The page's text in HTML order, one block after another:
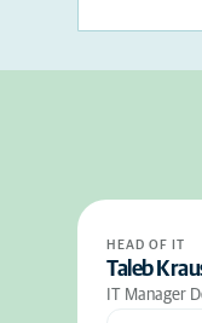
HEAD OF IT
Taleb
IT Manager